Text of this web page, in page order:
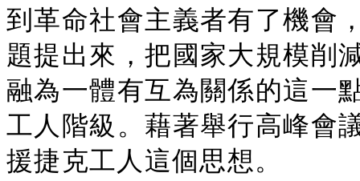
到革命社會主義者有了機會
題提出來，把國家大規模削
融為一體有互為關係的這一
工人階級。藉著舉行高峰會
援捷克工人這個思想。